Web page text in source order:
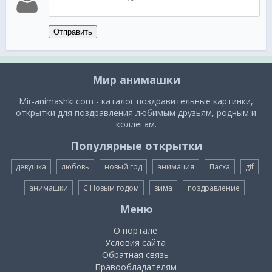
Отправить
Мир анимашки
Mir-animashki.com - каталог поздравительные картинки,
открытки для поздравления любимым друзьям, родным и
коллегам.
Популярные открытки
девушка любовь новый год анимация Пасха gif
анимашки С Новым годом зима поздравление
Меню
О портале
Условия сайта
Обратная связь
Правообладателям